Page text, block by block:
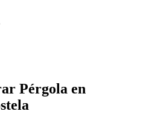
Pérgola en